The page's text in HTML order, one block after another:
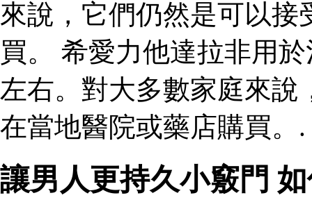
來說，它們仍然是可以
買。 希愛力他達拉非用
左右。對大多數家庭來說
在當地醫院或藥店購買。.
讓男人更持久小竅門